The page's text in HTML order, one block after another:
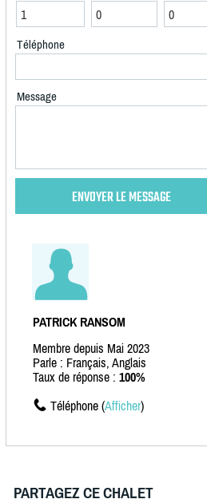
Téléphone
Message
PATRICK RANSOM
Membre depuis Mai 2023
Parle : Français, Anglais
Taux de réponse : 100%
Téléphone (Afficher)
PARTAGEZ CE CHALET